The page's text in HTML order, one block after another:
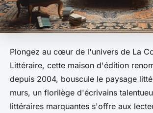
Plongez au cœur de l'univers de La
Littéraire, cette maison d'édition
depuis 2004, bouscule le paysage
murs, un florilège d'écrivains
littéraires marquantes s'offre aux